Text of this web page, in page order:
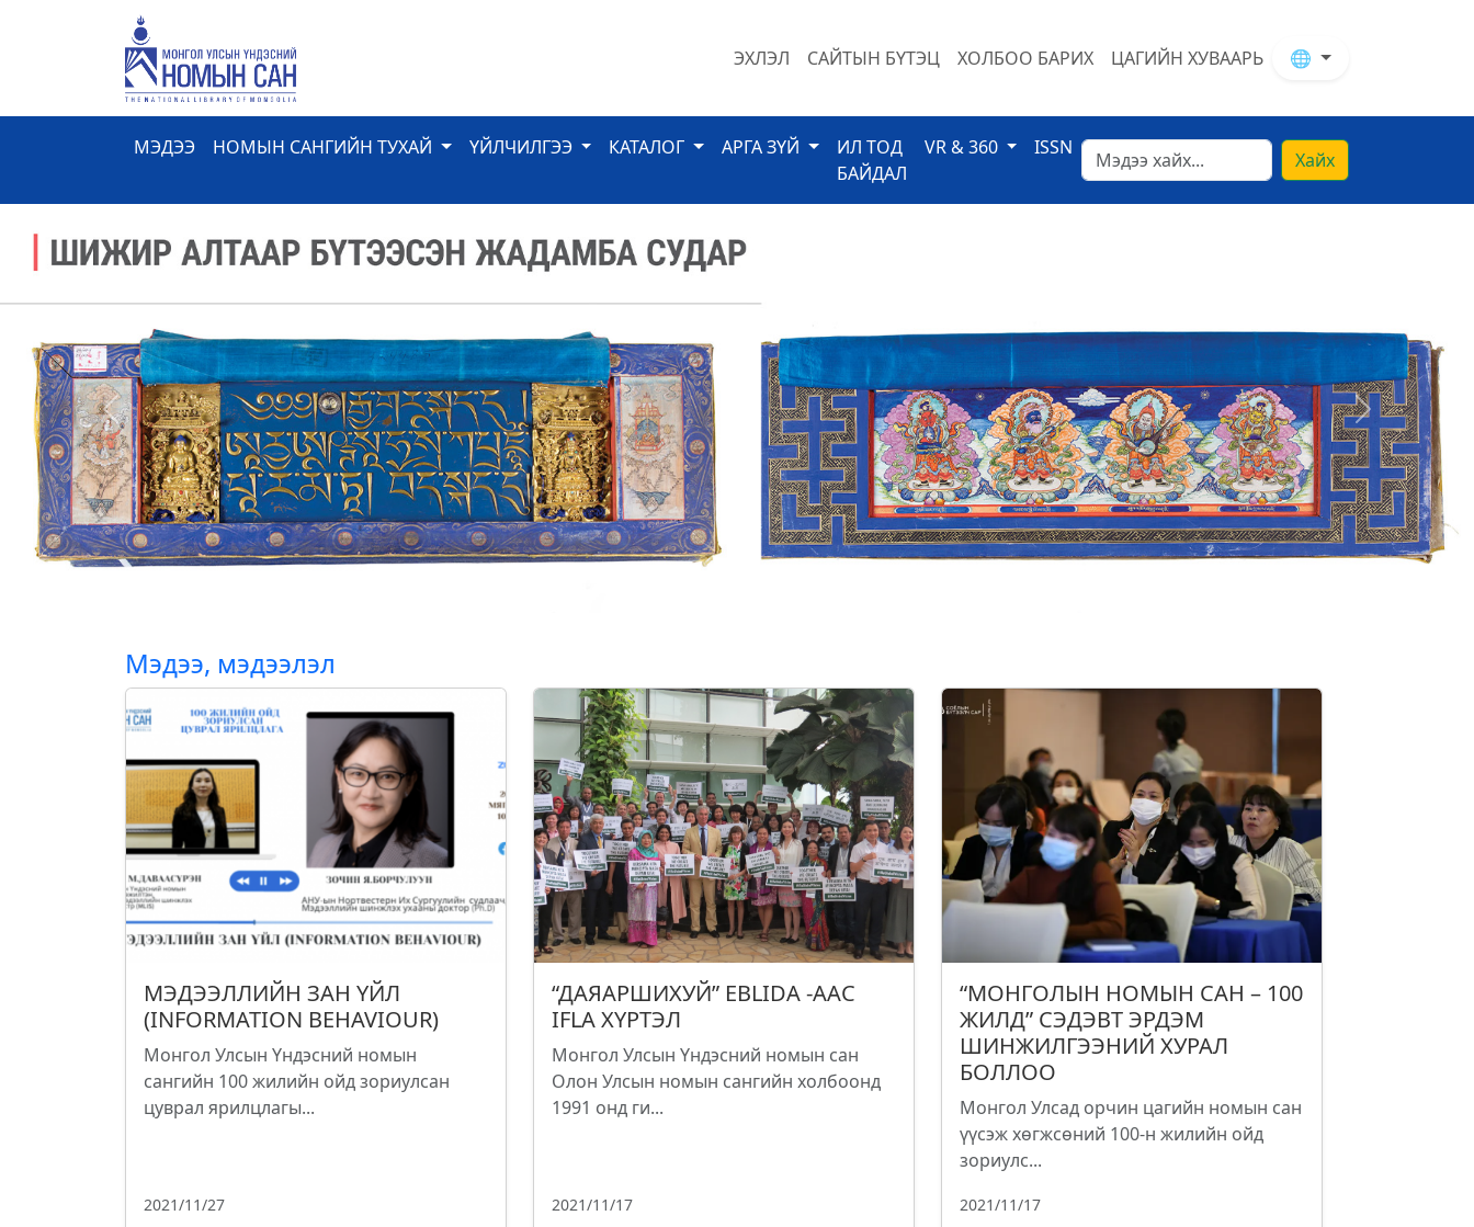
ЭХЛЭЛ САЙТЫН БҮТЭЦ ХОЛБОО БАРИХ ЦАГИЙН ХУВААРЬ 🌐
МЭДЭЭ НОМЫН САНГИЙН ТУХАЙ ҮЙЛЧИЛГЭЭ КАТАЛОГ АРГА ЗҮЙ
ИЛ ТОД
БАЙДАЛ
VR & 360 ISSN
Хайх
Previous Next
Мэдээ, мэдээлэл
МЭДЭЭЛЛИЙН ЗАН ҮЙЛ
(INFORMATION BEHAVIOUR)
Монгол Улсын Үндэсний номын
сангийн 100 жилийн ойд зориулсан
цуврал ярилцлагы...
2021/11/27
“ДАЯАРШИХУЙ” EBLIDA -ААС
IFLA ХҮРТЭЛ
Монгол Улсын Үндэсний номын сан
Олон Улсын номын сангийн холбоонд
1991 онд ги...
2021/11/17
“МОНГОЛЫН НОМЫН САН – 100
ЖИЛД” СЭДЭВТ ЭРДЭМ
ШИНЖИЛГЭЭНИЙ ХУРАЛ
БОЛЛОО
Монгол Улсад орчин цагийн номын сан
үүсэж хөгжсөний 100-н жилийн ойд
зориулс...
2021/11/17